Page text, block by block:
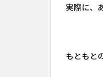
実際に、
もともと